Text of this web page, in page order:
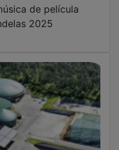
2025